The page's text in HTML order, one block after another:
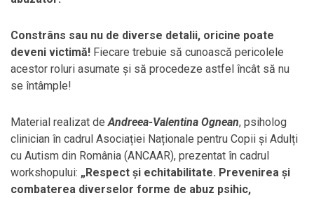
Constrâns sau nu de diverse detalii, oricine poate
deveni victimă! Fiecare trebuie să cunoască pericolele
acestor roluri asumate și să procedeze astfel încât să nu
se întâmple!
Material realizat de Andreea-Valentina Ognean, psiholog
clinician în cadrul Asociației Naționale pentru Copii și Adulți
cu Autism din România (ANCAAR), prezentat în cadrul
workshopului: „Respect și echitabilitate. Prevenirea și
combaterea diverselor forme de abuz psihic,